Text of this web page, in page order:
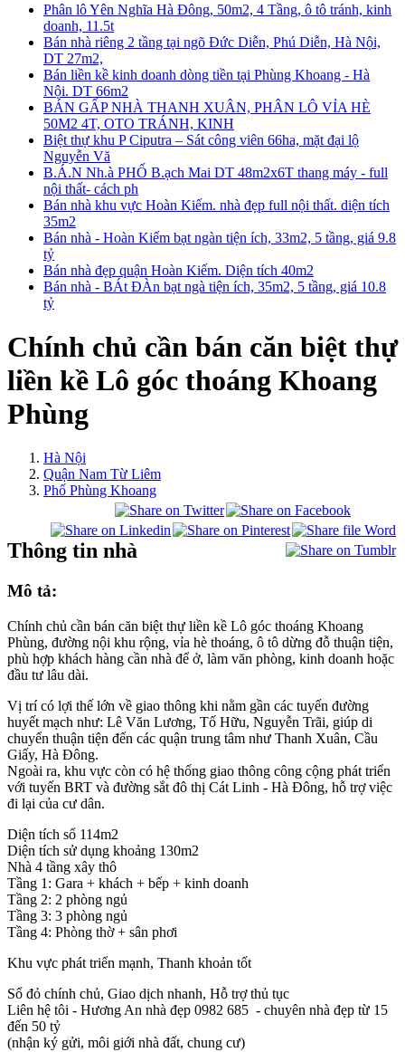
Phân lô Yên Nghĩa Hà Đông, 50m2, 4 Tầng, ô tô tránh, kinh
doanh, 11.5t
Bán nhà riêng 2 tầng tại ngõ Đức Diễn, Phú Diễn, Hà Nội,
DT 27m2,
Bán liền kề kinh doanh dòng tiền tại Phùng Khoang - Hà
Nội. DT 66m2
BÁN GẤP NHÀ THANH XUÂN, PHÂN LÔ VỈA HÈ
50M2 4T, OTO TRÁNH, KINH
Biệt thự khu P Ciputra – Sát công viên 66ha, mặt đại lộ
Nguyễn Vă
B.Á.N Nh.à PHỐ B.ạch Mai DT 48m2x6T thang máy - full
nội thất- cách ph
Bán nhà khu vực Hoàn Kiếm. nhà đẹp full nội thất. diện tích
35m2
Bán nhà - Hoàn Kiếm bạt ngàn tiện ích, 33m2, 5 tầng, giá 9.8
tỷ
Bán nhà đẹp quận Hoàn Kiếm. Diện tích 40m2
Bán nhà - BÁt ĐÀn bạt ngà tiện ích, 35m2, 5 tầng, giá 10.8
tỷ
Chính chủ cần bán căn biệt thự
liền kề Lô góc thoáng Khoang
Phùng
Hà Nội
Quận Nam Từ Liêm
Phố Phùng Khoang
Thông tin nhà
Mô tả:
Chính chủ cần bán căn biệt thự liền kề Lô góc thoáng Khoang
Phùng, đường nội khu rộng, vỉa hè thoáng, ô tô dừng đỗ thuận tiện,
phù hợp khách hàng cần nhà để ở, làm văn phòng, kinh doanh hoặc
đầu tư lâu dài.
Vị trí có lợi thế lớn về giao thông khi nằm gần các tuyến đường
huyết mạch như: Lê Văn Lương, Tố Hữu, Nguyễn Trãi, giúp di
chuyển thuận tiện đến các quận trung tâm như Thanh Xuân, Cầu
Giấy, Hà Đông.
Ngoài ra, khu vực còn có hệ thống giao thông công cộng phát triển
với tuyến BRT và đường sắt đô thị Cát Linh - Hà Đông, hỗ trợ việc
đi lại của cư dân.
Diện tích sổ 114m2
Diện tích sử dụng khoảng 130m2
Nhà 4 tầng xây thô
Tầng 1: Gara + khách + bếp + kinh doanh
Tầng 2: 2 phòng ngủ
Tầng 3: 3 phòng ngủ
Tầng 4: Phòng thờ + sân phơi
Khu vực phát triển mạnh, Thanh khoản tốt
Sổ đỏ chính chủ, Giao dịch nhanh, Hỗ trợ thủ tục
Liên hệ tôi - Hương An nhà đẹp 0982 685 - chuyên nhà đẹp từ 15
đến 50 tỷ
(nhận ký gửi, môi giới nhà đất, chung cư)